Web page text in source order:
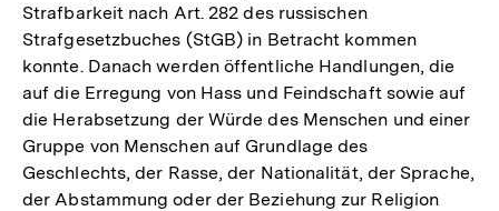
Strafbarkeit nach Art. 282 des russischen
Strafgesetzbuches (StGB) in Betracht kommen
konnte. Danach werden öffentliche Handlungen, die
auf die Erregung von Hass und Feindschaft sowie auf
die Herabsetzung der Würde des Menschen und einer
Gruppe von Menschen auf Grundlage des
Geschlechts, der Rasse, der Nationalität, der Sprache,
der Abstammung oder der Beziehung zur Religion